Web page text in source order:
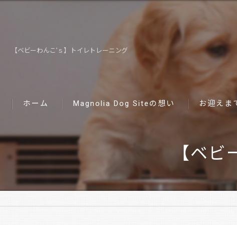
【ベビーわんこ’ｓ】トイレトレーニング
ホーム Magnolia Dog Siteの想い お迎えま
【ベ